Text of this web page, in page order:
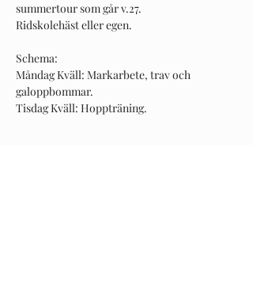
summertour som går v.27.
Ridskolehäst eller egen.
Schema:
Måndag Kväll: Markarbete, trav och
galoppbommar.
Tisdag Kväll: Hoppträning.